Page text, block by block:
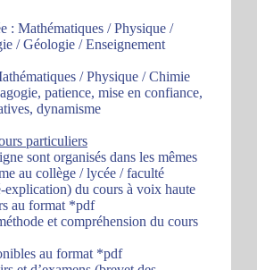
: Mathématiques / Physique /
/ Géologie / Enseignement
/ Physique / Chimie
patience, mise en confiance,
dynamisme
particuliers
sont organisés dans les mêmes
au collège / lycée / faculté
explication) du cours à voix haute
au format *pdf
et compréhension du cours
au format *pdf